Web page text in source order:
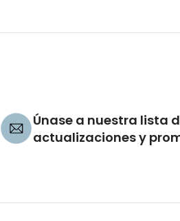
Únase a nuestra lista
actualizaciones y